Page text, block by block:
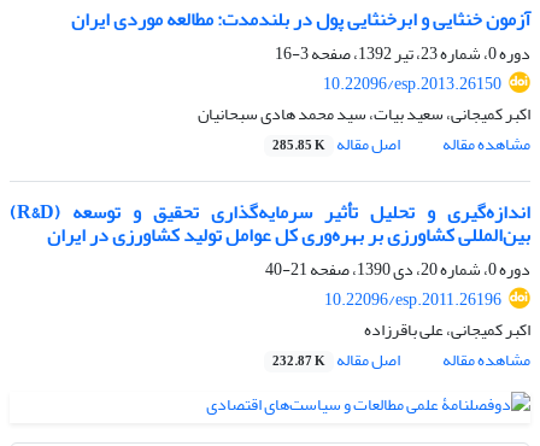
آزمون خنثایی و ابرخنثایی پول در بلندمدت: مطالعه موردی ایران
دوره 0، شماره 23، تیر 1392، صفحه
3-16
10.22096/esp.2013.26150
اکبر کمیجانی، سعید بیات، سید محمد هادی سبحانیان
مشاهده مقاله
اصل مقاله 285.85 K
اندازه‌گیری و تحلیل تأثیر سرمایه‌گذاری تحقیق و توسعه (R&D)
بین‌المللی کشاورزی بر بهره‌وری کل عوامل تولید کشاورزی در ایران
دوره 0، شماره 20، دی 1390، صفحه
21-40
10.22096/esp.2011.26196
اکبر کمیجانی، علی باقرزاده
مشاهده مقاله
اصل مقاله 232.87 K